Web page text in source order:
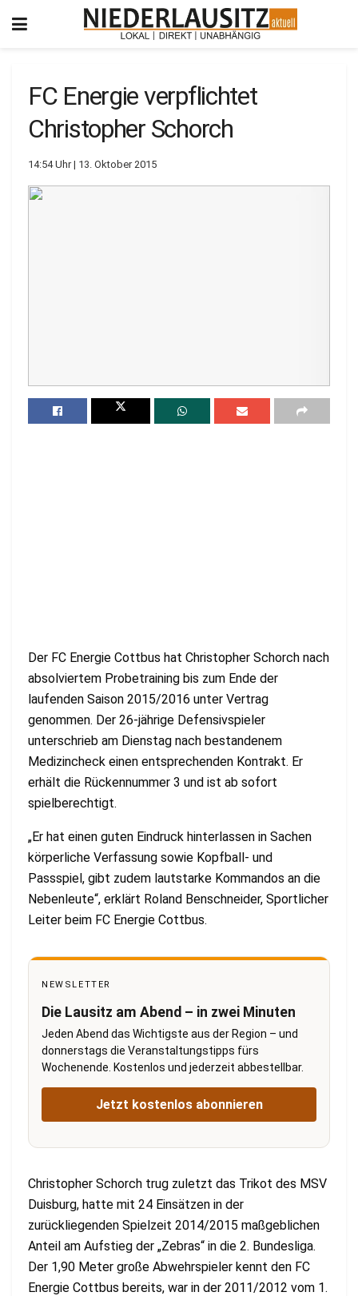
FC Energie verpflichtet
Christopher Schorch
14:54 Uhr | 13. Oktober 2015
Der FC Energie Cottbus hat Christopher Schorch nach
absolviertem Probetraining bis zum Ende der
laufenden Saison 2015/2016 unter Vertrag
genommen. Der 26-jährige Defensivspieler
unterschrieb am Dienstag nach bestandenem
Medizincheck einen entsprechenden Kontrakt. Er
erhält die Rückennummer 3 und ist ab sofort
spielberechtigt.
„Er hat einen guten Eindruck hinterlassen in Sachen
körperliche Verfassung sowie Kopfball- und
Passspiel, gibt zudem lautstarke Kommandos an die
Nebenleute“, erklärt Roland Benschneider, Sportlicher
Leiter beim FC Energie Cottbus.
NEWSLETTER
Die Lausitz am Abend – in zwei Minuten
Jeden Abend das Wichtigste aus der Region – und
donnerstags die Veranstaltungstipps fürs
Wochenende. Kostenlos und jederzeit abbestellbar.
Jetzt kostenlos abonnieren
Christopher Schorch trug zuletzt das Trikot des MSV
Duisburg, hatte mit 24 Einsätzen in der
zurückliegenden Spielzeit 2014/2015 maßgeblichen
Anteil am Aufstieg der „Zebras“ in die 2. Bundesliga.
Der 1,90 Meter große Abwehrspieler kennt den FC
Energie Cottbus bereits, war in der 2011/2012 vom 1.